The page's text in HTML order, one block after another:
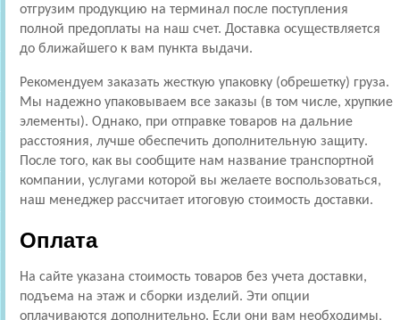
отгрузим продукцию на терминал после поступления
полной предоплаты на наш счет. Доставка осуществляется
до ближайшего к вам пункта выдачи.
Рекомендуем заказать жесткую упаковку (обрешетку) груза.
Мы надежно упаковываем все заказы (в том числе, хрупкие
элементы). Однако, при отправке товаров на дальние
расстояния, лучше обеспечить дополнительную защиту.
После того, как вы сообщите нам название транспортной
компании, услугами которой вы желаете воспользоваться,
наш менеджер рассчитает итоговую стоимость доставки.
Оплата
На сайте указана стоимость товаров без учета доставки,
подъема на этаж и сборки изделий. Эти опции
оплачиваются дополнительно. Если они вам необходимы,